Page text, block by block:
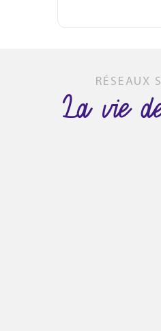
RÉSEAUX
La vie